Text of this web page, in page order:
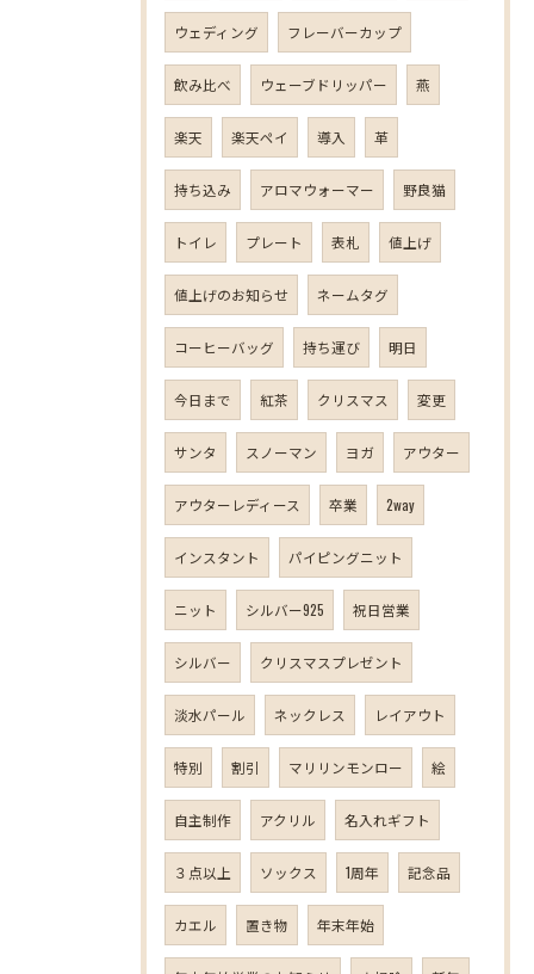
ウェディング フレーバーカップ
飲み比べ ウェーブドリッパー 燕
楽天 楽天ペイ 導入 革
持ち込み アロマウォーマー 野良猫
トイレ プレート 表札 値上げ
値上げのお知らせ ネームタグ
コーヒーバッグ 持ち運び 明日
今日まで 紅茶 クリスマス 変更
サンタ スノーマン ヨガ アウター
アウターレディース 卒業 2way
インスタント パイピングニット
ニット シルバー925 祝日営業
シルバー クリスマスプレゼント
淡水パール ネックレス レイアウト
特別 割引 マリリンモンロー 絵
自主制作 アクリル 名入れギフト
３点以上 ソックス 1周年 記念品
カエル 置き物 年末年始